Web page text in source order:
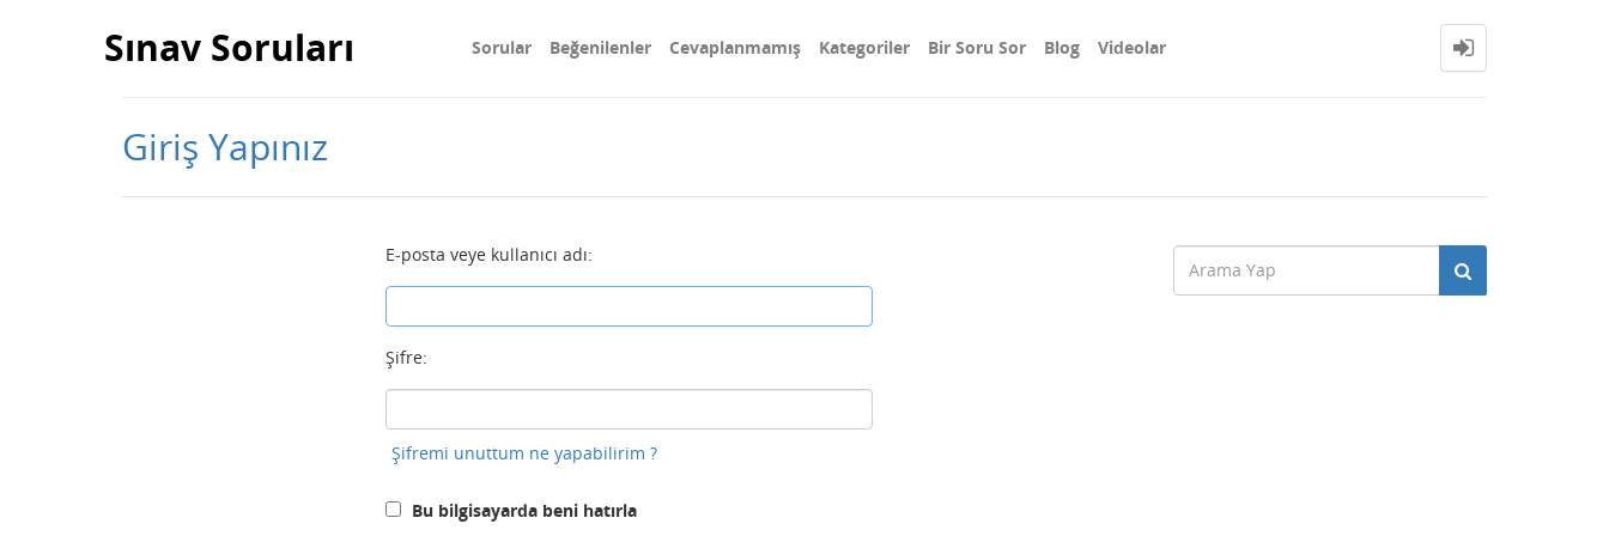
Sınav Soruları Sorular Beğenilenler Cevaplanmamış Kategoriler Bir Soru Sor Blog Videolar
Giriş Yapınız
E-posta veye kullanıcı adı:
Şifre:
Şifremi unuttum ne yapabilirim ?
Bu bilgisayarda beni hatırla